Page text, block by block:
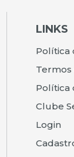
LINKS
Política
Termos
Política
Clube
Login